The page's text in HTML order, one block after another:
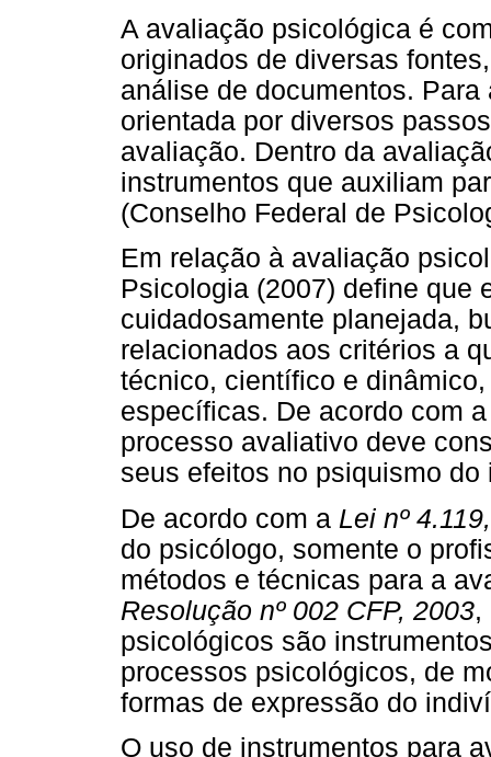
A avaliação psicológica é
originados de diversas
análise de documentos.
orientada por diversos
avaliação. Dentro da
instrumentos que auxiliam
(Conselho Federal de
Em relação à avaliação
Psicologia (2007) define que
cuidadosamente planejada,
relacionados aos critérios a
técnico, científico e
específicas. De acordo com
processo avaliativo deve
seus efeitos no psiquismo do
De acordo com a Lei nº
do psicólogo, somente o
métodos e técnicas para a
Resolução nº 002 CFP, 2003,
psicológicos são
processos psicológicos, de
formas de expressão do
O uso de instrumentos para